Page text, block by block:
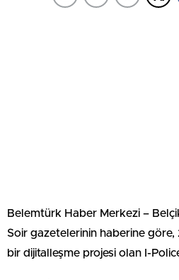
Belemtürk Haber Merkezi –
Soir gazetelerinin haberine göre,
bir dijitalleşme projesi olan I-